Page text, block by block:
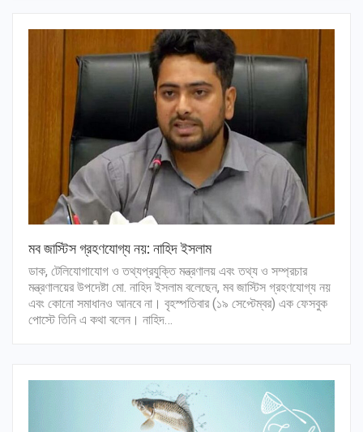
মব জাস্টিস গ্রহণযোগ্য নয়: নাহিদ ইসলাম
ডাক, টেলিযোগাযোগ ও তথ্যপ্রযুক্তি মন্ত্রণালয় এবং তথ্য ও সম্প্রচার
মন্ত্রণালয়ের উপদেষ্টা মো. নাহিদ ইসলাম বলেছেন, মব জাস্টিস গ্রহণযোগ্য নয়
এবং কোনো সমাধানও আনবে না। বৃহস্পতিবার (১৯ সেপ্টেম্বর) এক ফেসবুক
পোস্টে তিনি এ কথা বলেন। নাহিদ…